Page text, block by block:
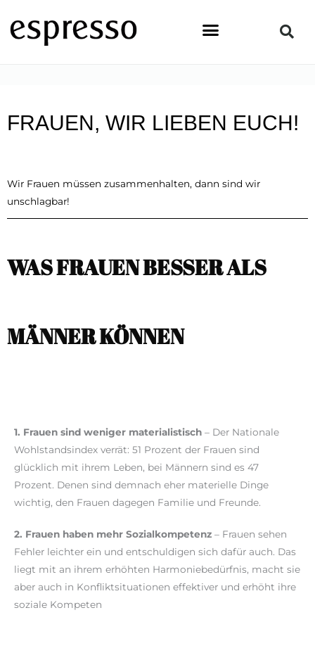
Inhalt
springen
FRAUEN, WIR LIEBEN EUCH!
Wir Frauen müssen zusammenhalten, dann sind wir
unschlagbar!
WAS FRAUEN BESSER ALS
MÄNNER KÖNNEN
1. Frauen sind weniger materialistisch – Der Nationale
Wohlstandsindex verrät: 51 Prozent der Frauen sind
glücklich mit ihrem Leben, bei Männern sind es 47
Prozent. Denen sind demnach eher materielle Dinge
wichtig, den Frauen dagegen Familie und Freunde.
2. Frauen haben mehr Sozialkompetenz – Frauen sehen
Fehler leichter ein und entschuldigen sich dafür auch. Das
liegt mit an ihrem erhöhten Harmoniebedürfnis, macht sie
aber auch in Konfliktsituationen effektiver und erhöht ihre
soziale Kompeten